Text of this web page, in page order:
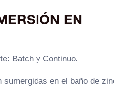
EN
Batch y Continuo.
en el baño de